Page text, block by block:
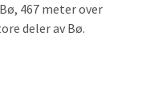
467 meter over
deler av Bø.